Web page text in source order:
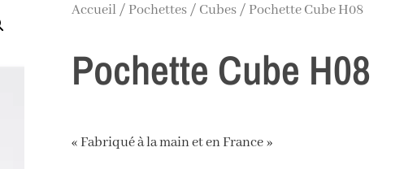
Accueil / Pochettes / Cubes / Pochette Cube H08
Pochette Cube H08
« Fabriqué à la main et en France »